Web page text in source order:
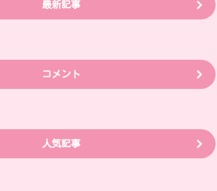
最新記事
コメント
人気記事